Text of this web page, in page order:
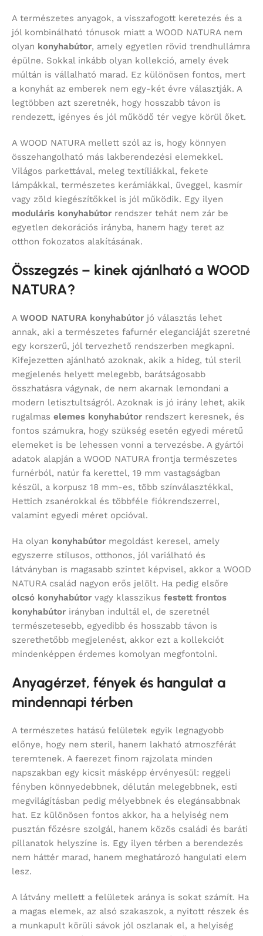
A természetes anyagok, a visszafogott keretezés és a
jól kombinálható tónusok miatt a WOOD NATURA nem
olyan konyhabútor, amely egyetlen rövid trendhullámra
épülne. Sokkal inkább olyan kollekció, amely évek
múltán is vállalható marad. Ez különösen fontos, mert
a konyhát az emberek nem egy-két évre választják. A
legtöbben azt szeretnék, hogy hosszabb távon is
rendezett, igényes és jól működő tér vegye körül őket.
A WOOD NATURA mellett szól az is, hogy könnyen
összehangolható más lakberendezési elemekkel.
Világos parkettával, meleg textíliákkal, fekete
lámpákkal, természetes kerámiákkal, üveggel, kasmír
vagy zöld kiegészítőkkel is jól működik. Egy ilyen
moduláris konyhabútor rendszer tehát nem zár be
egyetlen dekorációs irányba, hanem hagy teret az
otthon fokozatos alakításának.
Összegzés – kinek ajánlható a WOOD
NATURA?
A WOOD NATURA konyhabútor jó választás lehet
annak, aki a természetes fafurnér eleganciáját szeretné
egy korszerű, jól tervezhető rendszerben megkapni.
Kifejezetten ajánlható azoknak, akik a hideg, túl steril
megjelenés helyett melegebb, barátságosabb
összhatásra vágynak, de nem akarnak lemondani a
modern letisztultságról. Azoknak is jó irány lehet, akik
rugalmas elemes konyhabútor rendszert keresnek, és
fontos számukra, hogy szükség esetén egyedi méretű
elemeket is be lehessen vonni a tervezésbe. A gyártói
adatok alapján a WOOD NATURA frontja természetes
furnérból, natúr fa kerettel, 19 mm vastagságban
készül, a korpusz 18 mm-es, több színválasztékkal,
Hettich zsanérokkal és többféle fiókrendszerrel,
valamint egyedi méret opcióval.
Ha olyan konyhabútor megoldást keresel, amely
egyszerre stílusos, otthonos, jól variálható és
látványban is magasabb szintet képvisel, akkor a WOOD
NATURA család nagyon erős jelölt. Ha pedig elsőre
olcsó konyhabútor vagy klasszikus festett frontos
konyhabútor irányban indultál el, de szeretnél
természetesebb, egyedibb és hosszabb távon is
szerethetőbb megjelenést, akkor ezt a kollekciót
mindenképpen érdemes komolyan megfontolni.
Anyagérzet, fények és hangulat a
mindennapi térben
A természetes hatású felületek egyik legnagyobb
előnye, hogy nem steril, hanem lakható atmoszférát
teremtenek. A faerezet finom rajzolata minden
napszakban egy kicsit másképp érvényesül: reggeli
fényben könnyedebbnek, délután melegebbnek, esti
megvilágításban pedig mélyebbnek és elegánsabbnak
hat. Ez különösen fontos akkor, ha a helyiség nem
pusztán főzésre szolgál, hanem közös családi és baráti
pillanatok helyszíne is. Egy ilyen térben a berendezés
nem háttér marad, hanem meghatározó hangulati elem
lesz.
A látvány mellett a felületek aránya is sokat számít. Ha
a magas elemek, az alsó szakaszok, a nyitott részek és
a munkapult körüli sávok jól oszlanak el, a helyiség